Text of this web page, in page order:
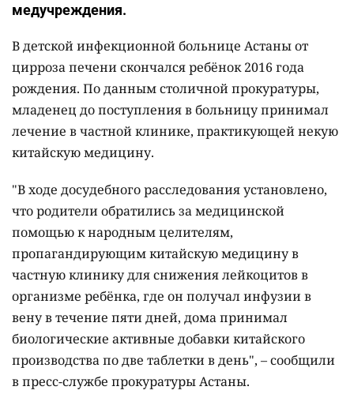
медучреждения.
В детской инфекционной больнице Астаны от
цирроза печени скончался ребёнок 2016 года
рождения. По данным столичной прокуратуры,
младенец до поступления в больницу принимал
лечение в частной клинике, практикующей некую
китайскую медицину.
"В ходе досудебного расследования установлено,
что родители обратились за медицинской
помощью к народным целителям,
пропагандирующим китайскую медицину в
частную клинику для снижения лейкоцитов в
организме ребёнка, где он получал инфузии в
вену в течение пяти дней, дома принимал
биологические активные добавки китайского
производства по две таблетки в день", – сообщили
в пресс-службе прокуратуры Астаны.